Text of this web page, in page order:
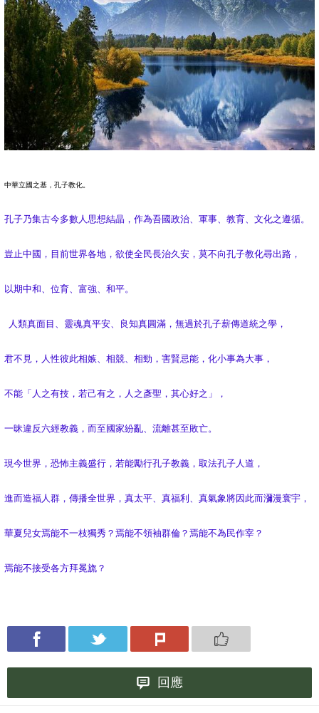
中華立國之基，孔子教化。
孔子乃集古今多數人思想結晶，作為吾國政治、軍事、教育、文化之遵循。
豈止中國，目前世界各地，欲使全民長治久安，莫不向孔子教化尋出路，
以期中和、位育、富強、和平。
人類真面目、靈魂真平安、良知真圓滿，無過於孔子薪傳道統之學，
君不見，人性彼此相嫉、相競、相勁，害賢忌能，化小事為大事，
不能「人之有技，若己有之，人之彥聖，其心好之」，
一昧違反六經教義，而至國家紛亂、流離甚至敗亡。
現今世界，恐怖主義盛行，若能勵行孔子教義，取法孔子人道，
進而造福人群，傳播全世界，真太平、真福利、真氣象將因此而瀰漫寰宇，
華夏兒女焉能不一枝獨秀？焉能不領袖群倫？焉能不為民作宰？
焉能不接受各方拜冕旒？
回應